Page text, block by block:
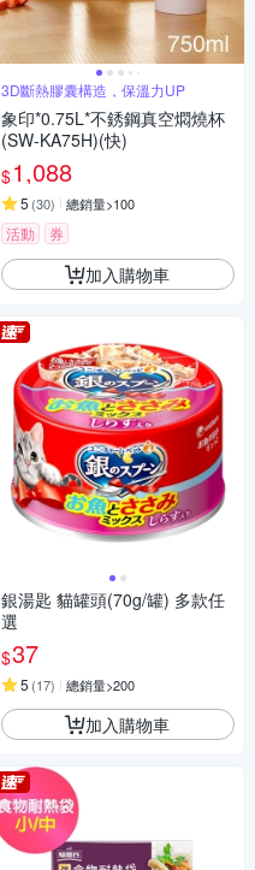
3D斷熱膠囊構造，保溫力UP
象印*0.75L*不銹鋼真空燜燒杯
(SW-KA75H)(快)
$1,088
5 (30) 總銷量>100
活動 券
加入購物車
銀湯匙 貓罐頭(70g/罐) 多款任
選
$37
5 (17) 總銷量>200
加入購物車